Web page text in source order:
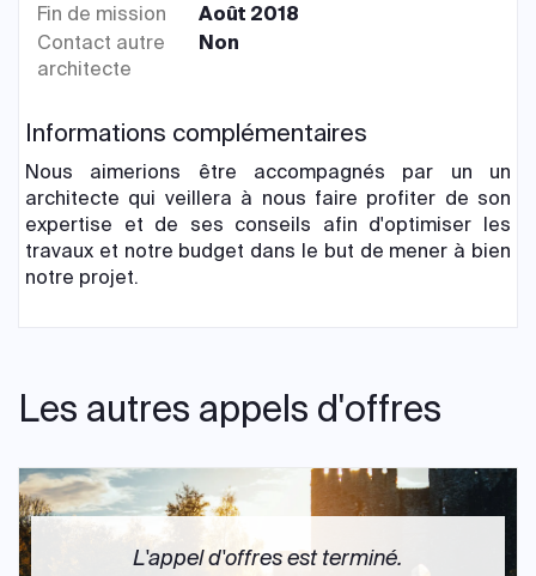
Fin de mission
Août 2018
Contact autre
architecte
Non
Informations complémentaires
Nous aimerions être accompagnés par un un
architecte qui veillera à nous faire profiter de son
expertise et de ses conseils afin d'optimiser les
travaux et notre budget dans le but de mener à bien
notre projet.
Les autres appels d'offres
L'appel d'offres est terminé.